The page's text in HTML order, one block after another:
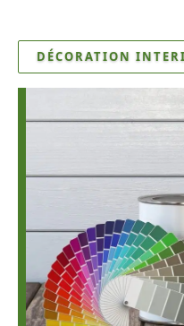
DÉCORATION